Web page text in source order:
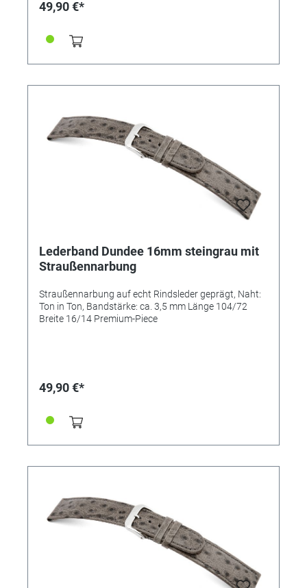
49,90 €*
Lederband Dundee 16mm steingrau mit
Straußennarbung
Straußennarbung auf echt Rindsleder geprägt, Naht:
Ton in Ton, Bandstärke: ca. 3,5 mm Länge 104/72
Breite 16/14 Premium-Piece
49,90 €*